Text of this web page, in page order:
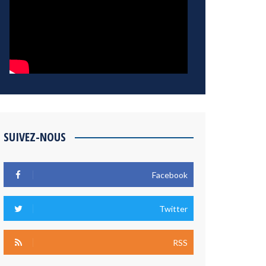
SUIVEZ-NOUS
Facebook
Twitter
RSS